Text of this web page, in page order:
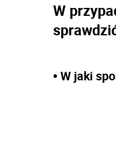
W
• W jaki